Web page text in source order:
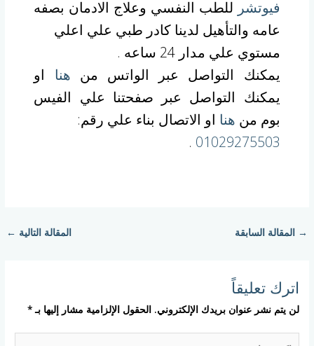
فيوتشر للطب النفسي وعلاج الادمان بصفه
عامه والتأهيل لدينا كادر طبي علي اعلي
مستوي علي مدار 24 ساعه .
يمكنك التواصل عبر الواتس من هنا او
يمكنك التواصل عبر صفحتنا علي الفيس
بوم من هنا او الاتصال بناء علي رقم:
01029275503
.
→ المقالة السابقة المقالة التالية ←
اترك تعليقاً
لن يتم نشر عنوان بريدك الإلكتروني. الحقول الإلزامية مشار إليها بـ*